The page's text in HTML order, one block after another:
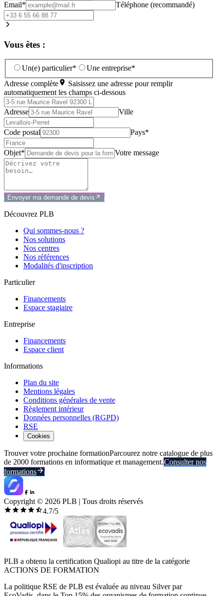
Email* Téléphone (recommandé)
Vous êtes :
Un(e) particulier*
Une entreprise*
Adresse complète
Saisissez une adresse pour remplir
automatiquement les champs ci-dessous
Adresse Ville
Code postal Pays*
Objet* Votre message
Envoyer ma demande de devis
Découvrez PLB
Qui sommes-nous ?
Nos solutions
Nos centres
Nos références
Modalités d'inscription
Particulier
Financements
Espace stagiaire
Entreprise
Financements
Espace client
Informations
Plan du site
Mentions légales
Conditions générales de vente
Règlement intérieur
Données personnelles (RGPD)
RSE
Cookies
Trouver votre prochaine formationParcourez notre catalogue de plus
de 2000 formations en informatique et management.Consulter nos
formations
Copyright © 2026 PLB | Tous droits réservés
4.7/5
PLB a obtenu la certification Qualiopi au titre de la catégorie
ACTIONS DE FORMATION
La politique RSE de PLB est évaluée au niveau Silver par